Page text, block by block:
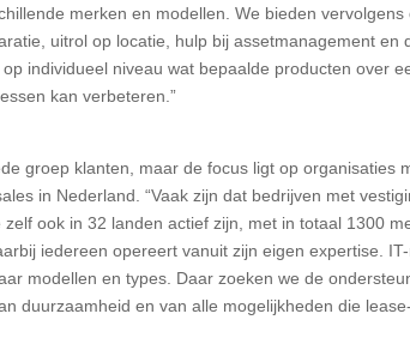
merken en modellen. We bieden
uitrol op locatie, hulp bij assetmanagement en
individueel niveau wat bepaalde producten over
kan verbeteren.”
groep klanten, maar de focus ligt op organisaties
in Nederland. “Vaak zijn dat bedrijven met
ook in 32 landen actief zijn, met in totaal 1300
iedereen opereert vanuit zijn eigen expertise.
modellen en types. Daar zoeken we de
duurzaamheid en van alle mogelijkheden die